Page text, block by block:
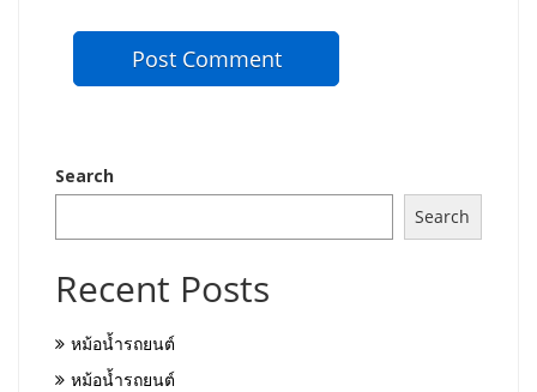
Search
Search
Recent Posts
หม้อน้ำรถยนต์
หม้อน้ำรถยนต์